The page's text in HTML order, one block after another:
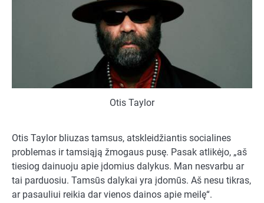
Otis Taylor
Otis Taylor bliuzas tamsus, atskleidžiantis socialines
problemas ir tamsiąją žmogaus pusę. Pasak atlikėjo, „aš
tiesiog dainuoju apie įdomius dalykus. Man nesvarbu ar
tai parduosiu. Tamsūs dalykai yra įdomūs. Aš nesu tikras,
ar pasauliui reikia dar vienos dainos apie meilę“.